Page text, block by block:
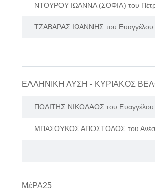
ΝΤΟΥΡΟΥ ΙΩΑΝΝΑ (ΣΟΦΙΑ) του
ΤΖΑΒΑΡΑΣ ΙΩΑΝΝΗΣ του Ευαγγέλου
ΕΛΛΗΝΙΚΗ ΛΥΣΗ - ΚΥΡΙΑΚΟΣ
ΠΟΛΙΤΗΣ ΝΙΚΟΛΑΟΣ του Ευαγγέλου
ΜΠΑΣΟΥΚΟΣ ΑΠΟΣΤΟΛΟΣ του
ΜέΡΑ25